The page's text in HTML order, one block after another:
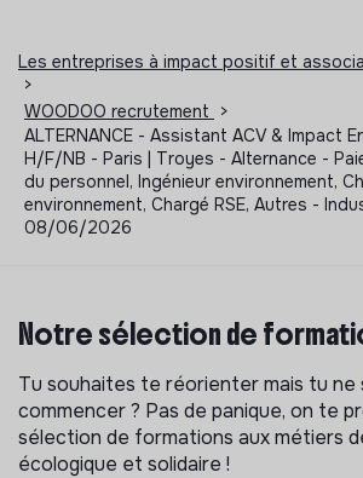
Les entreprises à impact positif et
>
WOODOO recrutement
>
ALTERNANCE - Assistant ACV & Impact
H/F/NB - Paris | Troyes - Alternance -
du personnel, Ingénieur environnement,
environnement, Chargé RSE, Autres -
08/06/2026
Notre sélection de
Tu souhaites te réorienter mais tu ne
commencer ? Pas de panique, on te
sélection de formations aux métiers
écologique et solidaire !